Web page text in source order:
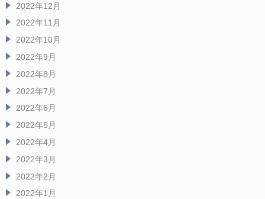
2022年12月
2022年11月
2022年10月
2022年9月
2022年8月
2022年7月
2022年6月
2022年5月
2022年4月
2022年3月
2022年2月
2022年1月